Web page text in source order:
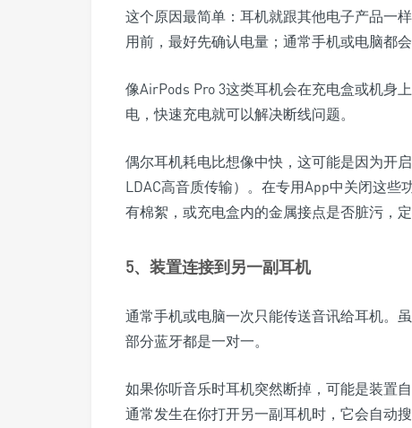
这个原因最简单：耳机就跟其他电子产品一
用前，最好先确认电量；通常手机或电脑都会
像AirPods Pro 3这类耳机会在充电盒或机身
电，快速充电就可以解决断线问题。
偶尔耳机耗电比想像中快，这可能是因为开
LDAC高音质传输）。在专用App中关闭这
有棉絮，或充电盒内的金属接点是否脏污，
5、装置连接到另一副耳机
通常手机或电脑一次只能传送音讯给耳机。
部分蓝牙都是一对一。
如果你听音乐时耳机突然断掉，可能是装置
通常发生在你打开另一副耳机时，它会自动